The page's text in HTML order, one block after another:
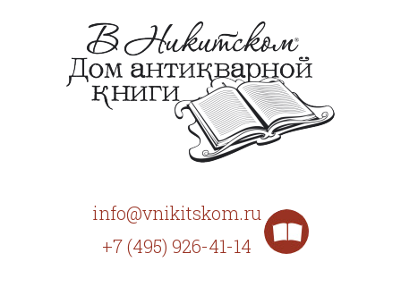
info@vnikitskom.ru
+7 (495) 926-41-14